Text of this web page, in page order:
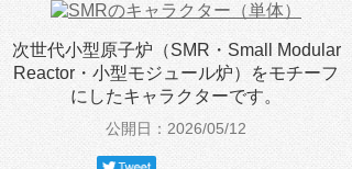
次世代小型原子炉（SMR・Small Modular
Reactor・小型モジュール炉）をモチーフ
にしたキャラクターです。
公開日：2026/05/12